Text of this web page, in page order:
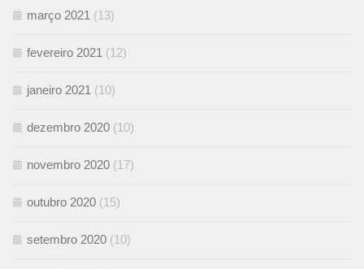
março 2021 (13)
fevereiro 2021 (12)
janeiro 2021 (10)
dezembro 2020 (10)
novembro 2020 (17)
outubro 2020 (15)
setembro 2020 (10)